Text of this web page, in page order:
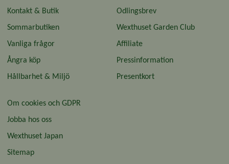
Kontakt & Butik
Sommarbutiken
Vanliga frågor
Ångra köp
Hållbarhet & Miljö
Odlingsbrev
Wexthuset Garden Club
Affiliate
Pressinformation
Presentkort
Om cookies och GDPR
Jobba hos oss
Wexthuset Japan
Sitemap